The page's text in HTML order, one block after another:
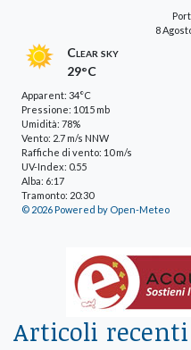
8
Clear sky
29°C
Apparent: 34°C
Pressione: 1015 mb
Umidità: 78%
Vento: 2.7 m/s NNW
Raffiche di vento: 10 m/s
UV-Index: 0.55
Alba: 6:17
Tramonto: 20:30
© 2026 Powered by Open-Meteo
Articoli recenti